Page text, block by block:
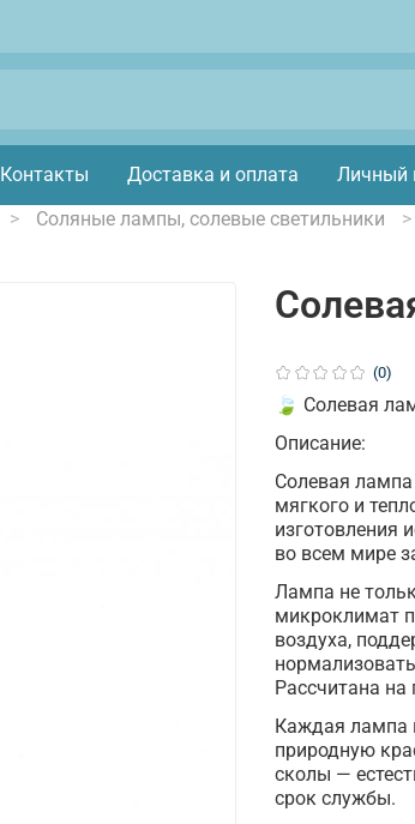
Контакты Доставка и оплата
Личный
Соляные лампы, солевые светильники
(0)
🍃 Солевая
Описание:
Солевая
мягкого и
изготовления
во всем мире
Лампа не
микроклимат
воздуха,
Рассчитана
Каждая лампа
природную
сколы —
срок службы.